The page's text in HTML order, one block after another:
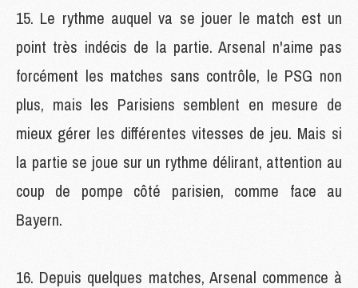
15. Le rythme auquel va se jouer le match est un
point très indécis de la partie. Arsenal n'aime pas
forcément les matches sans contrôle, le PSG non
plus, mais les Parisiens semblent en mesure de
mieux gérer les différentes vitesses de jeu. Mais si
la partie se joue sur un rythme délirant, attention au
coup de pompe côté parisien, comme face au
Bayern.
16. Depuis quelques matches, Arsenal commence à